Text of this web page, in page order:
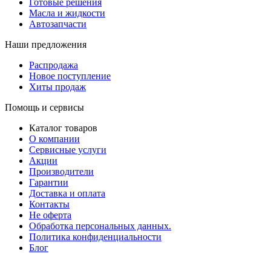
Готовые решения
Масла и жидкости
Автозапчасти
Наши предложения
Распродажа
Новое поступление
Хиты продаж
Помощь и сервисы
Каталог товаров
О компании
Сервисные услуги
Акции
Производители
Гарантии
Доставка и оплата
Контакты
Не оферта
Обработка персональных данных.
Политика конфиденциальности
Блог